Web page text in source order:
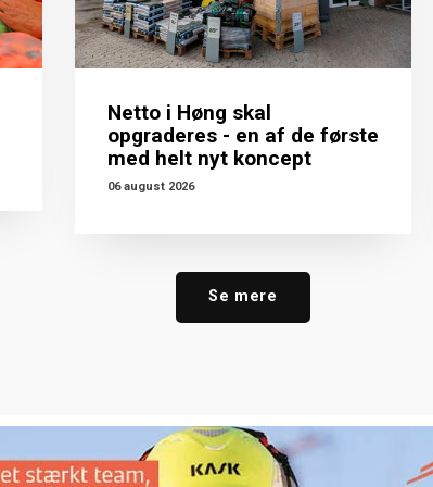
Netto i Høng skal
opgraderes - en af de første
med helt nyt koncept
06 august 2026
Se mere